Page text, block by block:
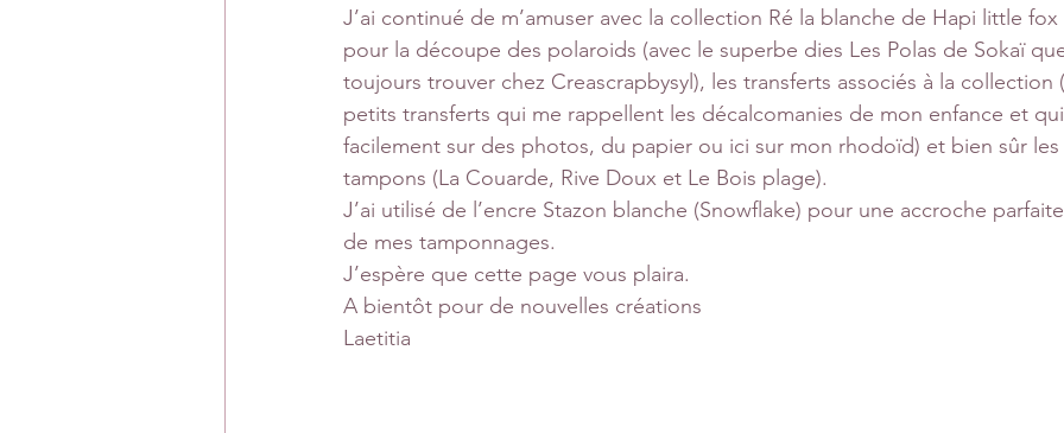
Rétrospectives de l’année écoulée Invitées surprise pages
J’ai continué de m’amuser avec la collection Ré la blanche de Hapi little
pour la découpe des polaroids (avec le superbe dies Les Polas de Sokaï
toujours trouver chez Creascrapbysyl), les transferts associés à la collection
petits transferts qui me rappellent les décalcomanies de mon enfance et
facilement sur des photos, du papier ou ici sur mon rhodoïd) et bien sûr les
tampons (La Couarde, Rive Doux et Le Bois plage).
J’ai utilisé de l’encre Stazon blanche (Snowflake) pour une accroche
de mes tamponnages.
J’espère que cette page vous plaira.
A bientôt pour de nouvelles créations
Laetitia